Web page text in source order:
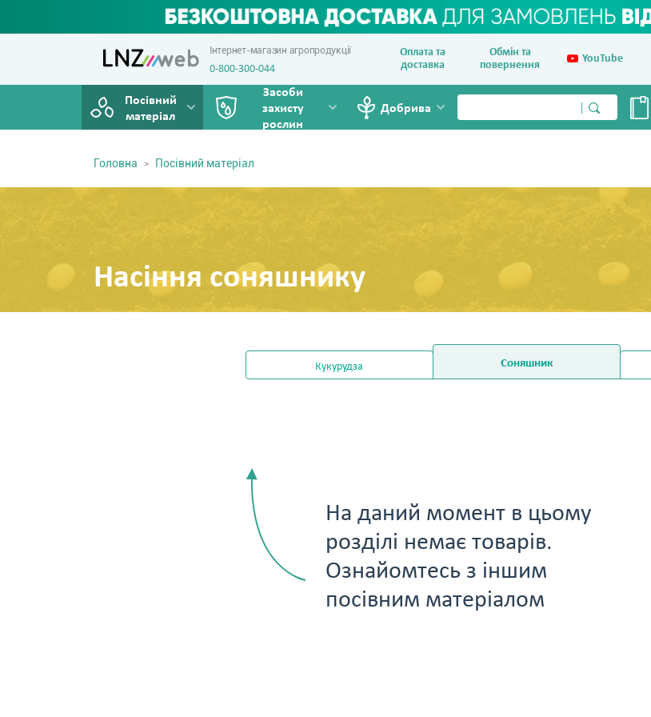
Інтернет-магазин агропродукції
0-800-300-044
Оплата та
доставка
Обмін та
повернення
YouTube
Посівний
матеріал
Засоби
захисту
рослин
Добрива
Головна Посівний матеріал
Насіння соняшнику
Кукурудза Соняшник
На даний момент в цьому
розділі немає товарів.
Ознайомтесь з іншим
посівним матеріалом